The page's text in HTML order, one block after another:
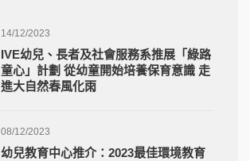
14/12/2023
IVE幼兒、長者及社會服務系推展「綠路
童心」計劃 從幼童開始培養保育意識 走
進大自然春風化雨
08/12/2023
幼兒教育中心推介：2023最佳環境教育